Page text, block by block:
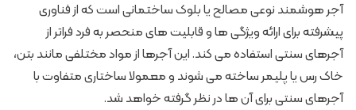
آجر هوشمند نوعی مصالح یا بلوک ساختمانی است که از فناوری
پیشرفته برای ارائه ویژگی ها و قابلیت های منحصر به فرد فراتر از
آجرهای سنتی استفاده می کند. این آجرها از مواد مختلفی مانند بتن،
خاک رس یا پلیمر ساخته می شوند و معمولا ساختاری متفاوت با
آجرهای سنتی برای آن ها در نظر گرفته خواهد شد.